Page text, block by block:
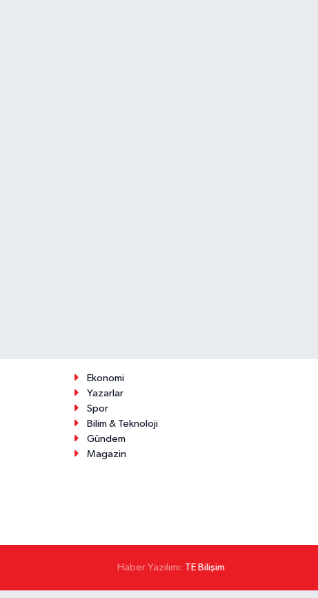
Ekonomi
Yazarlar
Spor
Bilim & Teknoloji
Gündem
Magazin
Haber Yazılımı: TE Bilişim